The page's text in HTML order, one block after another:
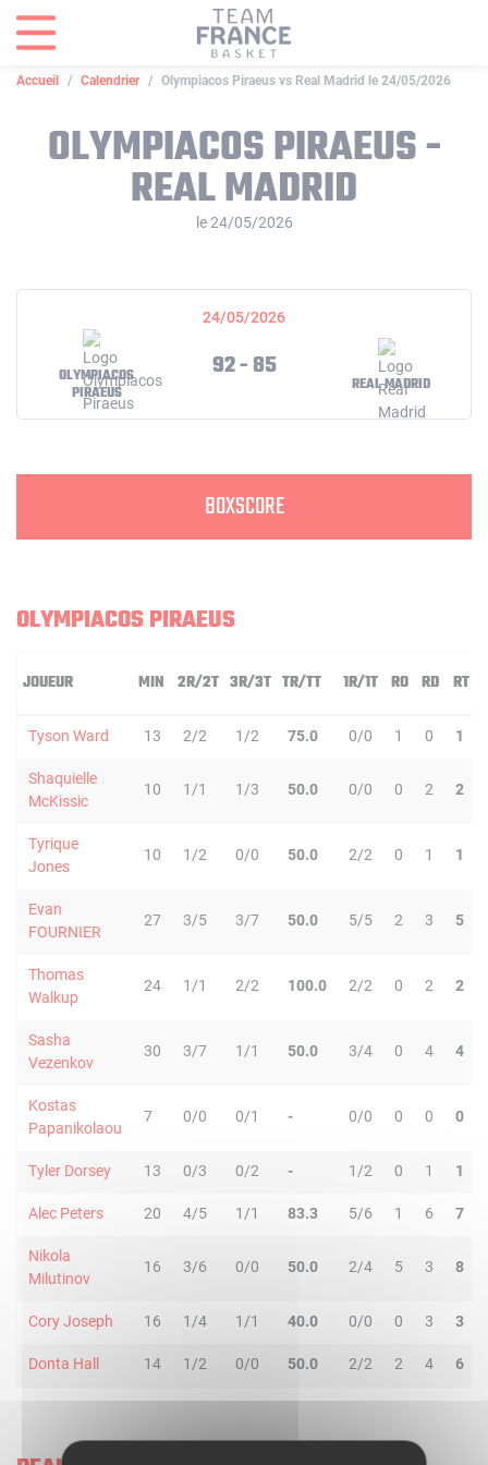
Accueil Calendrier Olympiacos Piraeus vs Real Madrid le 24/05/2026
OLYMPIACOS PIRAEUS -
REAL MADRID
le 24/05/2026
24/05/2026
OLYMPIACOS
PIRAEUS
92 - 85
REAL MADRID
BOXSCORE
OLYMPIACOS PIRAEUS
JOUEUR MIN 2R/2T 3R/3T TR/TT 1R/1T RO RD RT
Tyson Ward 13 2/2 1/2 75.0 0/0 1 0 1
Shaquielle
McKissic
10 1/1 1/3 50.0 0/0 0 2 2
Tyrique
Jones
10 1/2 0/0 50.0 2/2 0 1 1
Evan
FOURNIER
27 3/5 3/7 50.0 5/5 2 3 5
Thomas
Walkup
24 1/1 2/2 100.0 2/2 0 2 2
Sasha
Vezenkov
30 3/7 1/1 50.0 3/4 0 4 4
Kostas
Papanikolaou
7 0/0 0/1 - 0/0 0 0 0
Tyler Dorsey 13 0/3 0/2 - 1/2 0 1 1
Alec Peters 20 4/5 1/1 83.3 5/6 1 6 7
Nikola
Milutinov
16 3/6 0/0 50.0 2/4 5 3 8
Cory Joseph 16 1/4 1/1 40.0 0/0 0 3 3
Donta Hall 14 1/2 0/0 50.0 2/2 2 4 6
Panneau de gestion des cookies